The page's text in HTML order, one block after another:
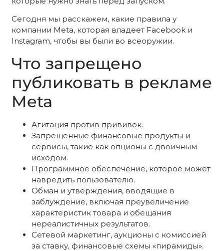
Сегодня мы расскажем, какие правила у
компании Meta, которая владеет Facebook и
Instagram, чтобы вы были во всеоружии.
Что запрещено
публиковать в рекламе
Meta
Агитация против прививок.
Запрещенные финансовые продукты и
сервисы, такие как опционы с двоичным
исходом.
Программное обеспечение, которое может
навредить пользователю.
Обман и утверждения, вводящие в
заблуждение, включая преувеличение
характеристик товара и обещания
нереалистичных результатов.
Сетевой маркетинг, аукционы с комиссией
за ставку, финансовые схемы «пирамиды».